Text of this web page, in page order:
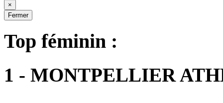
×
Fermer
Top féminin :
1 - MONTPELLIER